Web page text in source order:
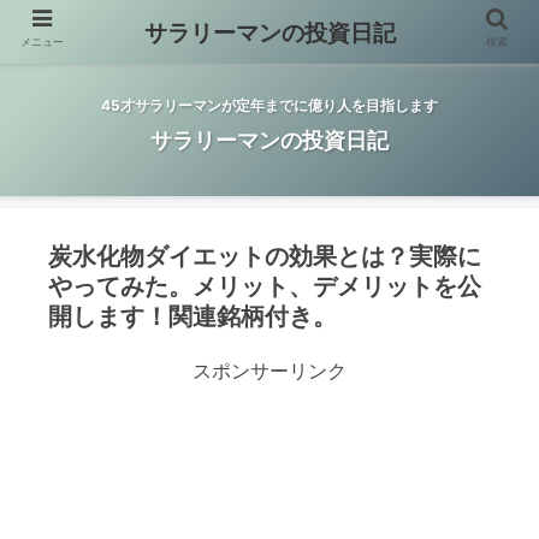
45才サラリーマンが定年までに億り人を目指します
サラリーマンの投資日記
炭水化物ダイエットの効果とは？実際に
やってみた。メリット、デメリットを公
開します！関連銘柄付き。
スポンサーリンク
メニュー サラリーマンの投資日記 検索